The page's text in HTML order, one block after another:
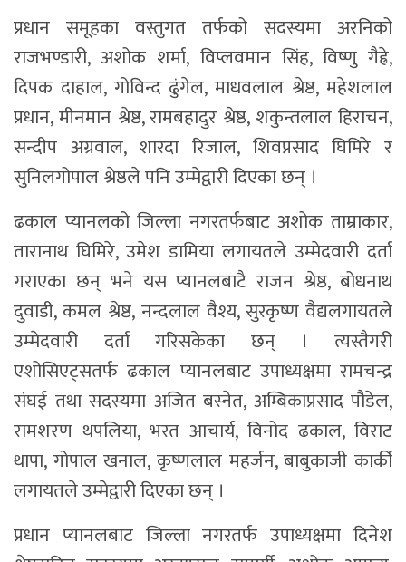
प्रधान समूहका वस्तुगत तर्फको सदस्यमा अरनिको
राजभण्डारी, अशोक शर्मा, विप्लवमान सिंह, विष्णु गैह्रे,
दिपक दाहाल, गोविन्द ढुंगेल, माधवलाल श्रेष्ठ, महेशलाल
प्रधान, मीनमान श्रेष्ठ, रामबहादुर श्रेष्ठ, शकुन्तलाल हिराचन,
सन्दीप अग्रवाल, शारदा रिजाल, शिवप्रसाद घिमिरे र
सुनिलगोपाल श्रेष्ठले पनि उम्मेद्वारी दिएका छन् ।
ढकाल प्यानलको जिल्ला नगरतर्फबाट अशोक ताम्राकार,
तारानाथ घिमिरे, उमेश डामिया लगायतले उम्मेदवारी दर्ता
गराएका छन् भने यस प्यानलबाटै राजन श्रेष्ठ, बोधनाथ
दुवाडी, कमल श्रेष्ठ, नन्दलाल वैश्य, सुरकृष्ण वैद्यलगायतले
उम्मेदवारी दर्ता गरिसकेका छन् । त्यस्तैगरी
एशोसिएट्सतर्फ ढकाल प्यानलबाट उपाध्यक्षमा रामचन्द्र
संघई तथा सदस्यमा अजित बस्नेत, अम्बिकाप्रसाद पौडेल,
रामशरण थपलिया, भरत आचार्य, विनोद ढकाल, विराट
थापा, गोपाल खनाल, कृष्णलाल महर्जन, बाबुकाजी कार्की
लगायतले उम्मेद्वारी दिएका छन् ।
प्रधान प्यानलबाट जिल्ला नगरतर्फ उपाध्यक्षमा दिनेश